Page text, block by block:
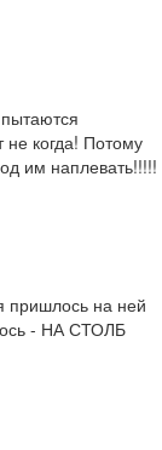
когда! Потому
им наплевать!!!!!
пришлось на ней
- НА СТОЛБ